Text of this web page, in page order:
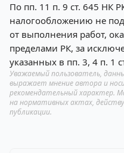
По пп. 11 п. 9 ст. 645 НК
налогообложению не
от выполнения работ,
пределами РК, за
указанных в пп. 3, 4 п. 1
Уважаемый пользователь,
выражает мнение автора и
рекомендательный характер.
на нормативных актах,
публикации.